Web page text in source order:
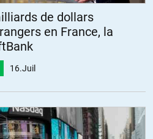
de dollars
en France, la
16.Juil